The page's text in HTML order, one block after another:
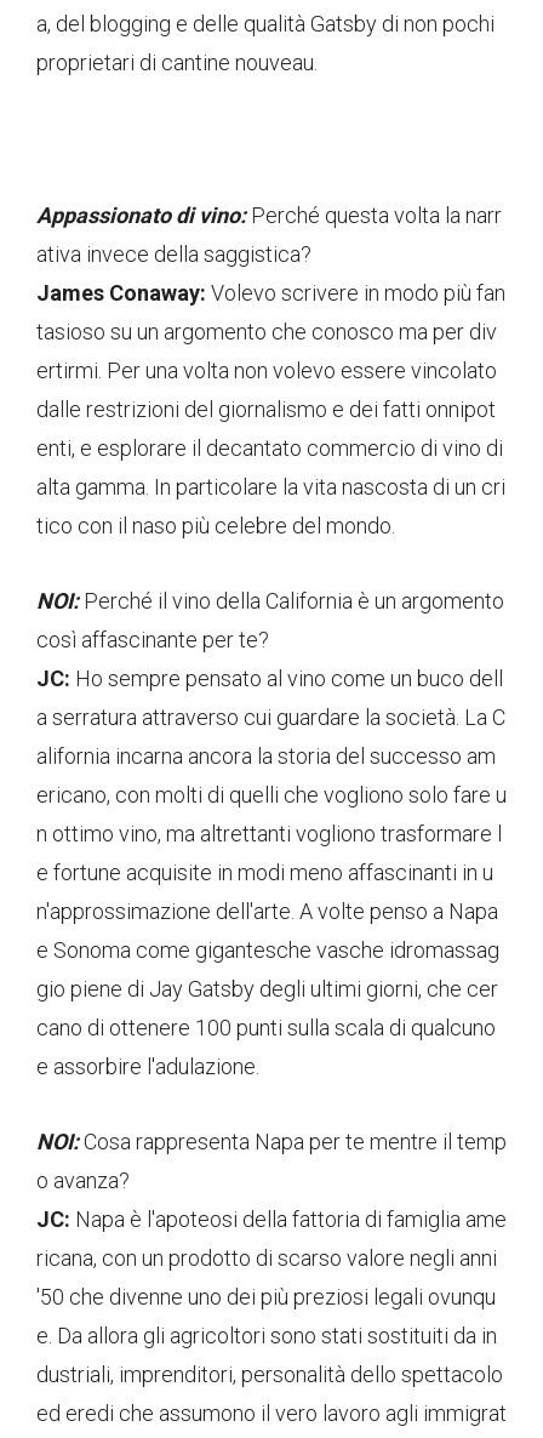
a, del blogging e delle qualità Gatsby di non pochi
proprietari di cantine nouveau.
Appassionato di vino: Perché questa volta la narr
ativa invece della saggistica?
James Conaway: Volevo scrivere in modo più fan
tasioso su un argomento che conosco ma per div
ertirmi. Per una volta non volevo essere vincolato
dalle restrizioni del giornalismo e dei fatti onnipot
enti, e esplorare il decantato commercio di vino di
alta gamma. In particolare la vita nascosta di un cri
tico con il naso più celebre del mondo.
NOI: Perché il vino della California è un argomento
così affascinante per te?
JC: Ho sempre pensato al vino come un buco dell
a serratura attraverso cui guardare la società. La C
alifornia incarna ancora la storia del successo am
ericano, con molti di quelli che vogliono solo fare u
n ottimo vino, ma altrettanti vogliono trasformare l
e fortune acquisite in modi meno affascinanti in u
n'approssimazione dell'arte. A volte penso a Napa
e Sonoma come gigantesche vasche idromassag
gio piene di Jay Gatsby degli ultimi giorni, che cer
cano di ottenere 100 punti sulla scala di qualcuno
e assorbire l'adulazione.
NOI:Cosa rappresenta Napa per te mentre il temp
o avanza?
JC: Napa è l'apoteosi della fattoria di famiglia ame
ricana, con un prodotto di scarso valore negli anni
'50 che divenne uno dei più preziosi legali ovunqu
e. Da allora gli agricoltori sono stati sostituiti da in
dustriali, imprenditori, personalità dello spettacolo
ed eredi che assumono il vero lavoro agli immigrat